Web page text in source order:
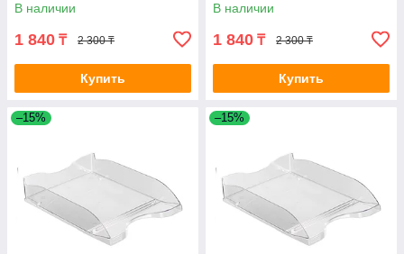
В наличии
1 840 ₸ 2 300 ₸
Купить
В наличии
1 840 ₸ 2 300 ₸
Купить
–15% –15%